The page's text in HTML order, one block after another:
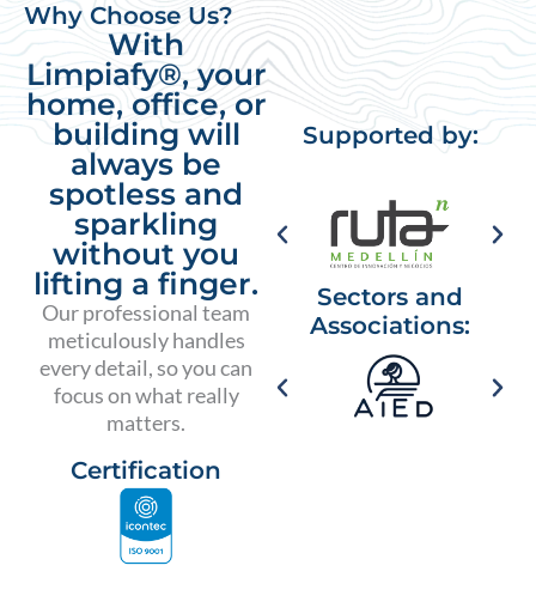
Why Choose Us?
With
Limpiafy®, your
home, office, or
building will
always be
spotless and
sparkling
without you
lifting a finger.
Our professional team
meticulously handles
every detail, so you can
focus on what really
matters.
Certification
Supported by:
Sectors and
Associations: